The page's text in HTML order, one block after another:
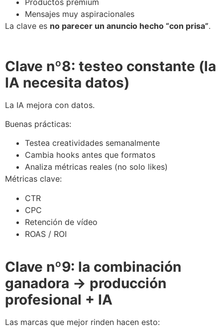
Mensajes muy aspiracionales
La clave es no parecer un anuncio hecho “con prisa”.
Clave nº8: testeo constante (la
IA necesita datos)
La IA mejora con datos.
Buenas prácticas:
Testea creatividades semanalmente
Cambia hooks antes que formatos
Analiza métricas reales (no solo likes)
Métricas clave:
CTR
CPC
Retención de vídeo
ROAS / ROI
Clave nº9: la combinación
ganadora → producción
profesional + IA
Las marcas que mejor rinden hacen esto: